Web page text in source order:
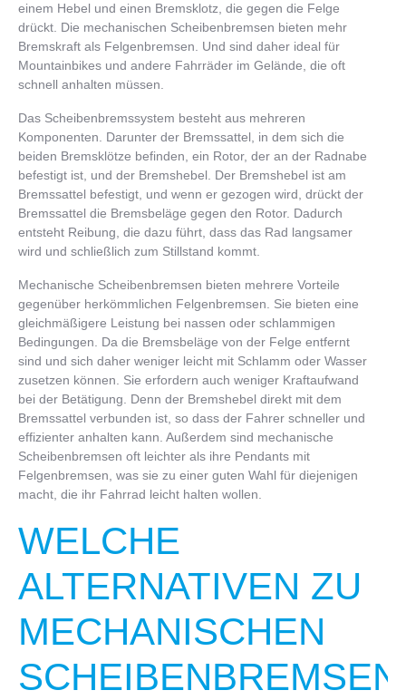
einem Hebel und einen Bremsklotz, die gegen die Felge
drückt. Die mechanischen Scheibenbremsen bieten mehr
Bremskraft als Felgenbremsen. Und sind daher ideal für
Mountainbikes und andere Fahrräder im Gelände, die oft
schnell anhalten müssen.
Das Scheibenbremssystem besteht aus mehreren
Komponenten. Darunter der Bremssattel, in dem sich die
beiden Bremsklötze befinden, ein Rotor, der an der Radnabe
befestigt ist, und der Bremshebel. Der Bremshebel ist am
Bremssattel befestigt, und wenn er gezogen wird, drückt der
Bremssattel die Bremsbeläge gegen den Rotor. Dadurch
entsteht Reibung, die dazu führt, dass das Rad langsamer
wird und schließlich zum Stillstand kommt.
Mechanische Scheibenbremsen bieten mehrere Vorteile
gegenüber herkömmlichen Felgenbremsen. Sie bieten eine
gleichmäßigere Leistung bei nassen oder schlammigen
Bedingungen. Da die Bremsbeläge von der Felge entfernt
sind und sich daher weniger leicht mit Schlamm oder Wasser
zusetzen können. Sie erfordern auch weniger Kraftaufwand
bei der Betätigung. Denn der Bremshebel direkt mit dem
Bremssattel verbunden ist, so dass der Fahrer schneller und
effizienter anhalten kann. Außerdem sind mechanische
Scheibenbremsen oft leichter als ihre Pendants mit
Felgenbremsen, was sie zu einer guten Wahl für diejenigen
macht, die ihr Fahrrad leicht halten wollen.
WELCHE
ALTERNATIVEN ZU
MECHANISCHEN
SCHEIBENBREMSEN